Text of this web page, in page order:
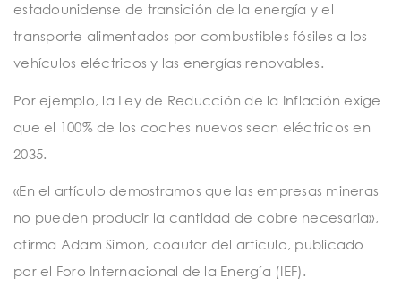
estadounidense de transición de la energía y el
transporte alimentados por combustibles fósiles a los
vehículos eléctricos y las energías renovables.
Por ejemplo, la Ley de Reducción de la Inflación exige
que el 100% de los coches nuevos sean eléctricos en
2035.
«En el artículo demostramos que las empresas mineras
no pueden producir la cantidad de cobre necesaria»,
afirma Adam Simon, coautor del artículo, publicado
por el Foro Internacional de la Energía (IEF).